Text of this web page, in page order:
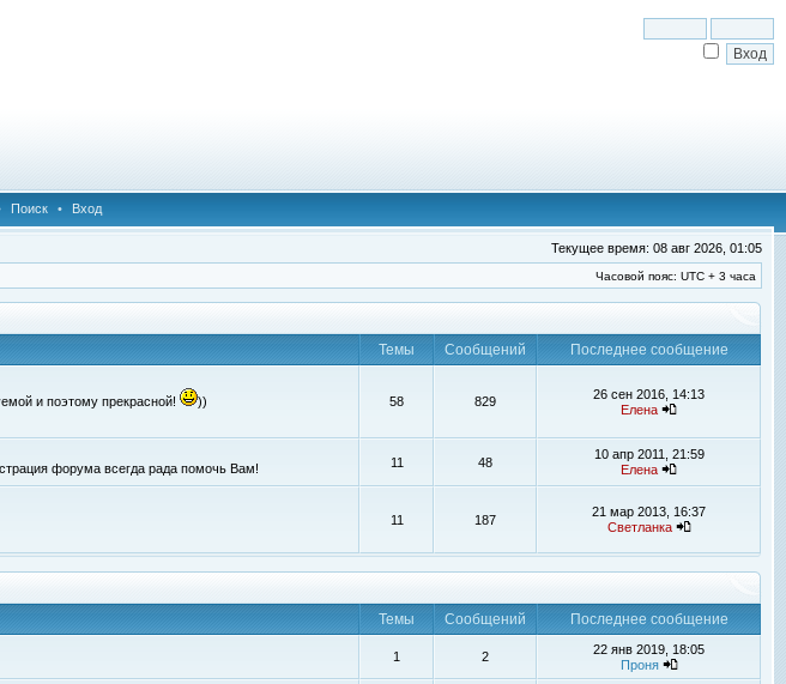
Поиск • Вход
Текущее время: 08 авг 2026, 01:05
Часовой пояс: UTC + 3 часа
Темы Сообщений
Последнее сообщение
и поэтому прекрасной!
))
58 829
26 сен 2016, 14:13
Елена
форума всегда рада помочь Вам! 11 48
10 апр 2011, 21:59
Елена
11 187
21 мар 2013, 16:37
Светланка
Темы Сообщений Последнее сообщение
1 2
22 янв 2019, 18:05
Проня